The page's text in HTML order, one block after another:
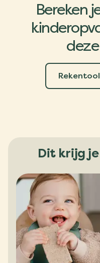
Bereken
Dit krijg